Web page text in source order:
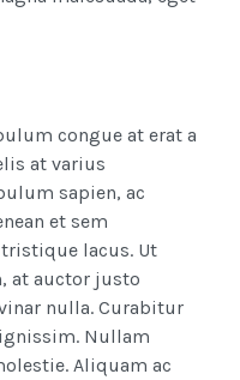
congue at erat a
at varius
sapien, ac
et sem
lacus. Ut
at auctor justo
nulla. Curabitur
Nullam
Aliquam ac